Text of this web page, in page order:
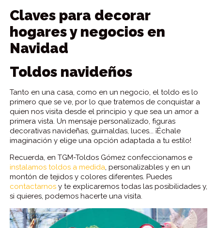
Claves para decorar
hogares y negocios en
Navidad
Toldos navideños
Tanto en una casa, como en un negocio, el toldo es lo
primero que se ve, por lo que tratemos de conquistar a
quien nos visita desde el principio y que sea un amor a
primera vista. Un mensaje personalizado, figuras
decorativas navideñas, guirnaldas, luces... ¡Échale
imaginación y elige una opción adaptada a tu estilo!
Recuerda, en TGM-Toldos Gómez confeccionamos e
instalamos toldos a medida , personalizables y en un
montón de tejidos y colores diferentes. Puedes
contactarnos y te explicaremos todas las posibilidades y,
si quieres, podemos hacerte una visita.